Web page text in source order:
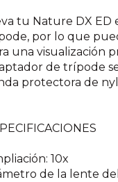
tu Nature DX ED
por lo que
una visualización
de trípode
protectora de
10x
de la lente